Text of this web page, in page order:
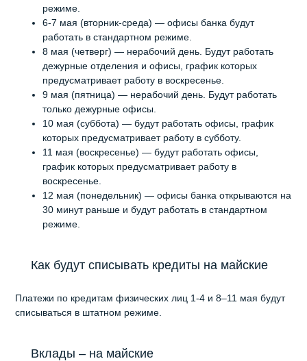
режиме.
6-7 мая (вторник-среда) — офисы банка будут
работать в стандартном режиме.
8 мая (четверг) — нерабочий день. Будут работать
дежурные отделения и офисы, график которых
предусматривает работу в воскресенье.
9 мая (пятница) — нерабочий день. Будут работать
только дежурные офисы.
10 мая (суббота) — будут работать офисы, график
которых предусматривает работу в субботу.
11 мая (воскресенье) — будут работать офисы,
график которых предусматривает работу в
воскресенье.
12 мая (понедельник) — офисы банка открываются на
30 минут раньше и будут работать в стандартном
режиме.
Как будут списывать кредиты на майские
Платежи по кредитам физических лиц 1-4 и 8–11 мая будут
списываться в штатном режиме.
Вклады – на майские